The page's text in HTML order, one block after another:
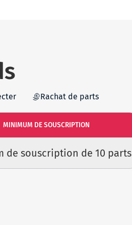
Rachat de parts
MINIMUM DE SOUSCRIPTION
de souscription de 10 parts